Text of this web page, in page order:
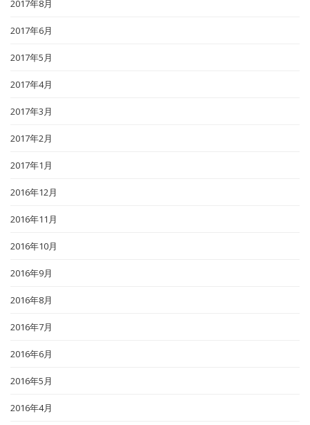
2017年8月
2017年6月
2017年5月
2017年4月
2017年3月
2017年2月
2017年1月
2016年12月
2016年11月
2016年10月
2016年9月
2016年8月
2016年7月
2016年6月
2016年5月
2016年4月